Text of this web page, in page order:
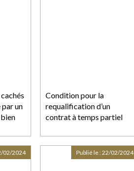
par un
Condition pour la
requalification d’un
contrat à temps partiel
02/2024 Publié le :22/02/2024